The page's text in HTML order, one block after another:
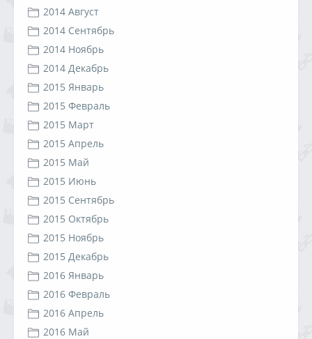
2014 Август
2014 Сентябрь
2014 Ноябрь
2014 Декабрь
2015 Январь
2015 Февраль
2015 Март
2015 Апрель
2015 Май
2015 Июнь
2015 Сентябрь
2015 Октябрь
2015 Ноябрь
2015 Декабрь
2016 Январь
2016 Февраль
2016 Апрель
2016 Май